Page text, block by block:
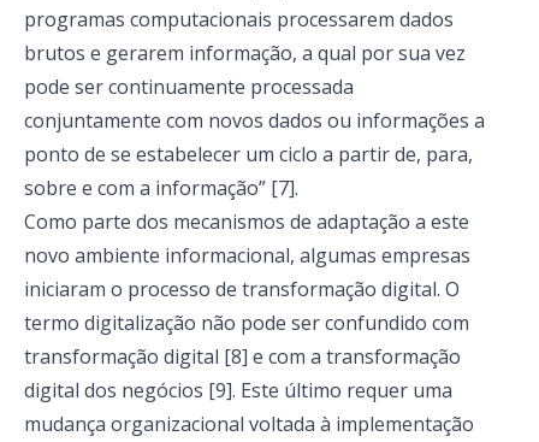
programas computacionais processarem dados
brutos e gerarem informação, a qual por sua vez
pode ser continuamente processada
conjuntamente com novos dados ou informações a
ponto de se estabelecer um ciclo a partir de, para,
sobre e com a informação” [7].
Como parte dos mecanismos de adaptação a este
novo ambiente informacional, algumas empresas
iniciaram o processo de transformação digital. O
termo digitalização não pode ser confundido com
transformação digital [8] e com a transformação
digital dos negócios [9]. Este último requer uma
mudança organizacional voltada à implementação